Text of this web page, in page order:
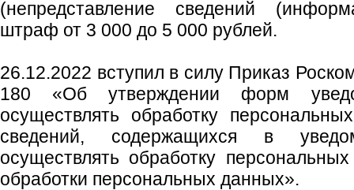
(непредставление сведений
штраф от 3 000 до 5 000 рублей.
26.12.2022 вступил в силу Приказ
180 «Об утверждении форм
осуществлять обработку
сведений, содержащихся в
осуществлять обработку
обработки персональных данных».